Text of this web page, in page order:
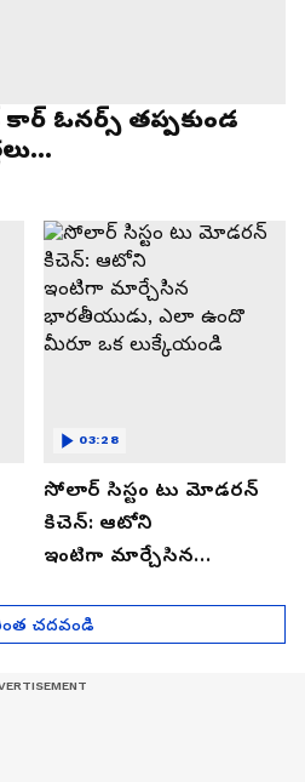
కార్ ఓనర్స్ తప్పకుండ
సోలార్ సిస్టం టు మోడరన్
కిచెన్: ఆటోని
ఇంటిగా మార్చేసిన
మీరూ ఒక లుక్కేయండి
03:28
చదవండి